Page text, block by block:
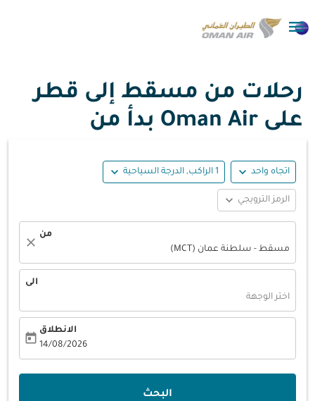

رحلات من مسقط إلى قطر
على Oman Air بدأ من
اتجاه واحد expand_more 1 الراكب, الدرجة السياحية expand_more
الرمز الترويجي expand_more
من
مسقط - سلطنة عمان (MCT)
close
الى
اختر الوجهة
الانطلاق
14/08/2026
today
البحث